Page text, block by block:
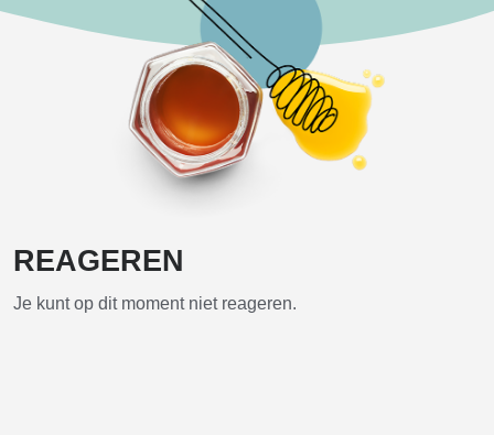
REAGEREN
Je kunt op dit moment niet reageren.